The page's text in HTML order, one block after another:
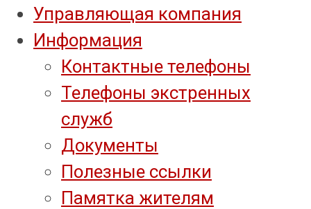
Управляющая компания
Информация
Контактные телефоны
Телефоны экстренных
служб
Документы
Полезные ссылки
Памятка жителям